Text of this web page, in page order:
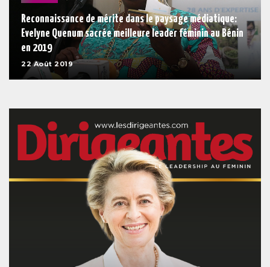
Reconnaissance de mérite dans le paysage médiatique:
Evelyne Quenum sacrée meilleure leader féminin au Bénin
en 2019
22 Août 2019